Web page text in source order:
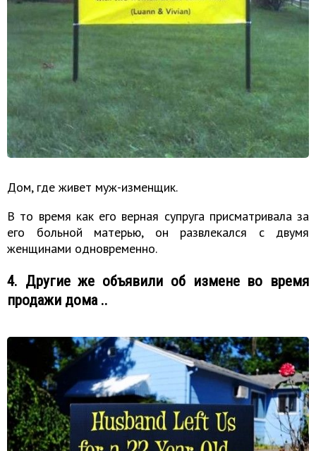
Дом, где живет муж-изменщик.
В то время как его верная супруга присматривала за
его больной матерью, он развлекался с двумя
женщинами одновременно.
4. Другие же объявили об измене во время
продажи дома ..